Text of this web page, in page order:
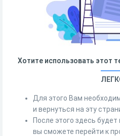
Хотите использовать этот
Для этого Вам
и вернуться на эту
После этого здесь
вы сможете перейти к